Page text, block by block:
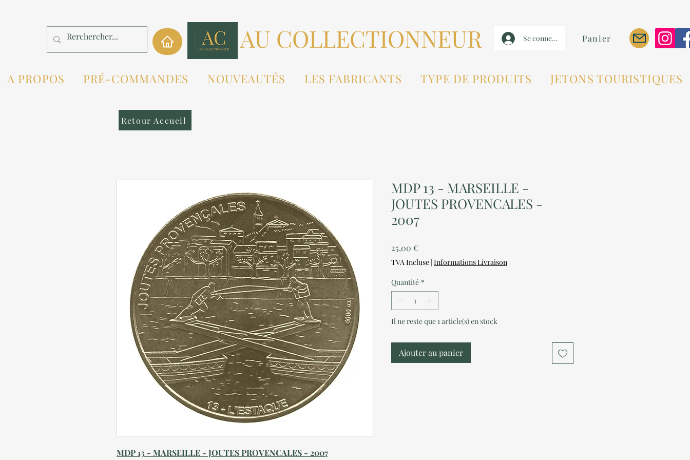
AU COLLECTIONNEUR Se connecter Panier
A PROPOS PRÉ-COMMANDES NOUVEAUTÉS LES FABRICANTS TYPE DE PRODUITS JETONS TOURISTIQUES
MDP 13 - MARSEILLE - JOUTES PROVENCALES - 2007
MDP 13 - MARSEILLE -
JOUTES PROVENCALES -
2007
25,00 €Prix
TVA Incluse | Informations Livraison
Quantité *
Il ne reste que 1 article(s) en stock
Ajouter au panier
Retour Accueil